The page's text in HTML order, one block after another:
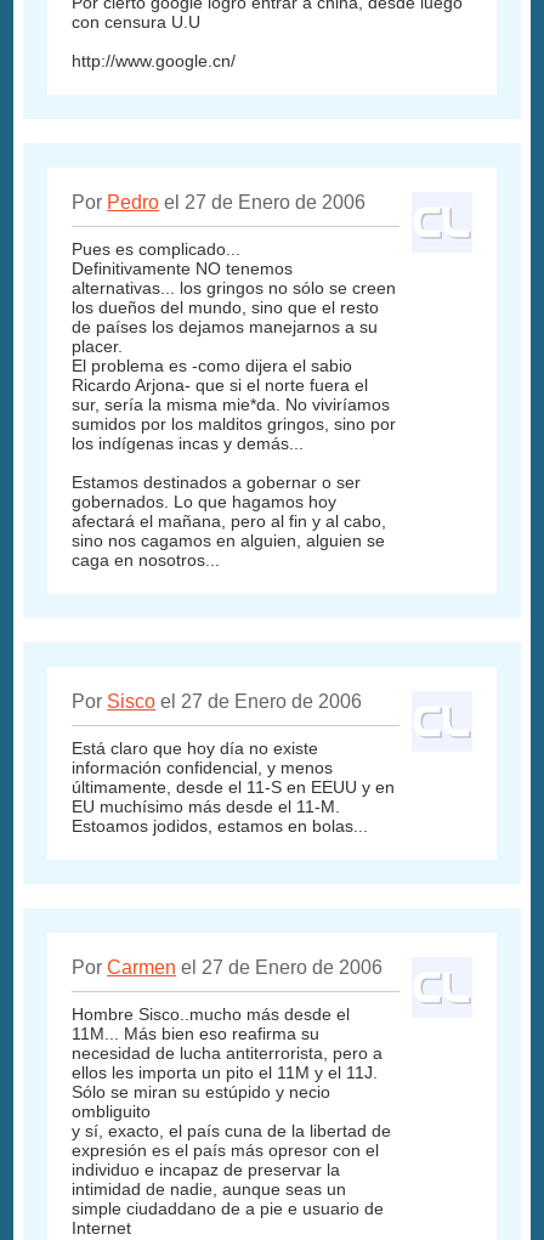
con censura U.U
http://www.google.cn/
Por Pedro el 27 de Enero de 2006
Pues es complicado...
Definitivamente NO tenemos
alternativas... los gringos no sólo se creen
los dueños del mundo, sino que el resto
de países los dejamos manejarnos a su
placer.
El problema es -como dijera el sabio
Ricardo Arjona- que si el norte fuera el
sur, sería la misma mie*da. No viviríamos
sumidos por los malditos gringos, sino por
los indígenas incas y demás...
Estamos destinados a gobernar o ser
gobernados. Lo que hagamos hoy
afectará el mañana, pero al fin y al cabo,
sino nos cagamos en alguien, alguien se
caga en nosotros...
Por Sisco el 27 de Enero de 2006
Está claro que hoy día no existe
información confidencial, y menos
últimamente, desde el 11-S en EEUU y en
EU muchísimo más desde el 11-M.
Estoamos jodidos, estamos en bolas...
PorCarmen el 27 de Enero de 2006
Hombre Sisco..mucho más desde el
11M... Más bien eso reafirma su
necesidad de lucha antiterrorista, pero a
ellos les importa un pito el 11M y el 11J.
Sólo se miran su estúpido y necio
ombliguito
y sí, exacto, el país cuna de la libertad de
expresión es el país más opresor con el
individuo e incapaz de preservar la
intimidad de nadie, aunque seas un
simple ciudaddano de a pie e usuario de
Internet